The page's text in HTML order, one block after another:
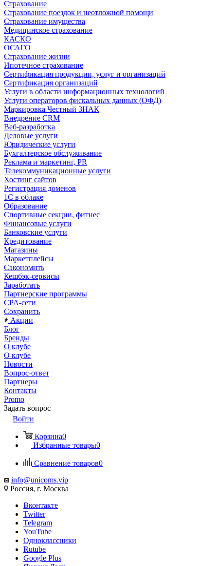
Страхование
Страхование поездок и неотложной помощи
Страхование имущества
Медицинское страхование
КАСКО
ОСАГО
Страхование жизни
Ипотечное страхование
Сертификация продукции, услуг и организаций
Сертификация организаций
Услуги в области информационных технологий
Услуги операторов фискальных данных (ОФД)
Маркировка Честный ЗНАК
Внедрение CRM
Веб-разработка
Деловые услуги
Юридические услуги
Бухгалтерское обслуживание
Реклама и маркетинг, PR
Телекоммуникационные услуги
Хостинг сайтов
Регистрация доменов
1С в облаке
Образование
Спортивные секции, фитнес
Финансовые услуги
Банковские услуги
Кредитование
Магазины
Маркетплейсы
Сэкономить
Кешбэк-сервисы
Заработать
Партнерские программы
CPA-сети
Сохранить
Акции
Блог
Бренды
О клубе
О клубе
Новости
Вопрос-ответ
Партнеры
Контакты
Promo
Задать вопрос
Войти
Корзина0
Избранные товары0
Сравнение товаров0
info@unicoms.vip
Россия, г. Москва
Вконтакте
Twitter
Telegram
YouTube
Одноклассники
Rutube
Google Plus